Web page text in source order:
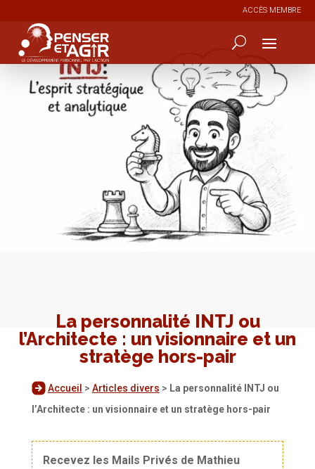
ACCÈS MEMBRE
La personnalité INTJ ou
l’Architecte : un visionnaire et un
stratège hors-pair
Accueil > Articles divers > La personnalité INTJ ou
l’Architecte : un visionnaire et un stratège hors-pair
Recevez les Mails Privés de Mathieu